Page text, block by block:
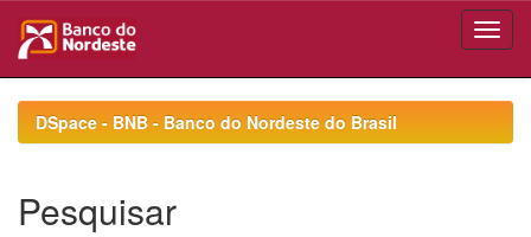
navigationDSpace - BNB - Banco do Nordeste do Brasil
Pesquisar